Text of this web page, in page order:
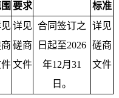
要求
标准
详见
磋商
文件
合同签订之
日起至2026
年12月 31
日 。
详见
磋商
文件